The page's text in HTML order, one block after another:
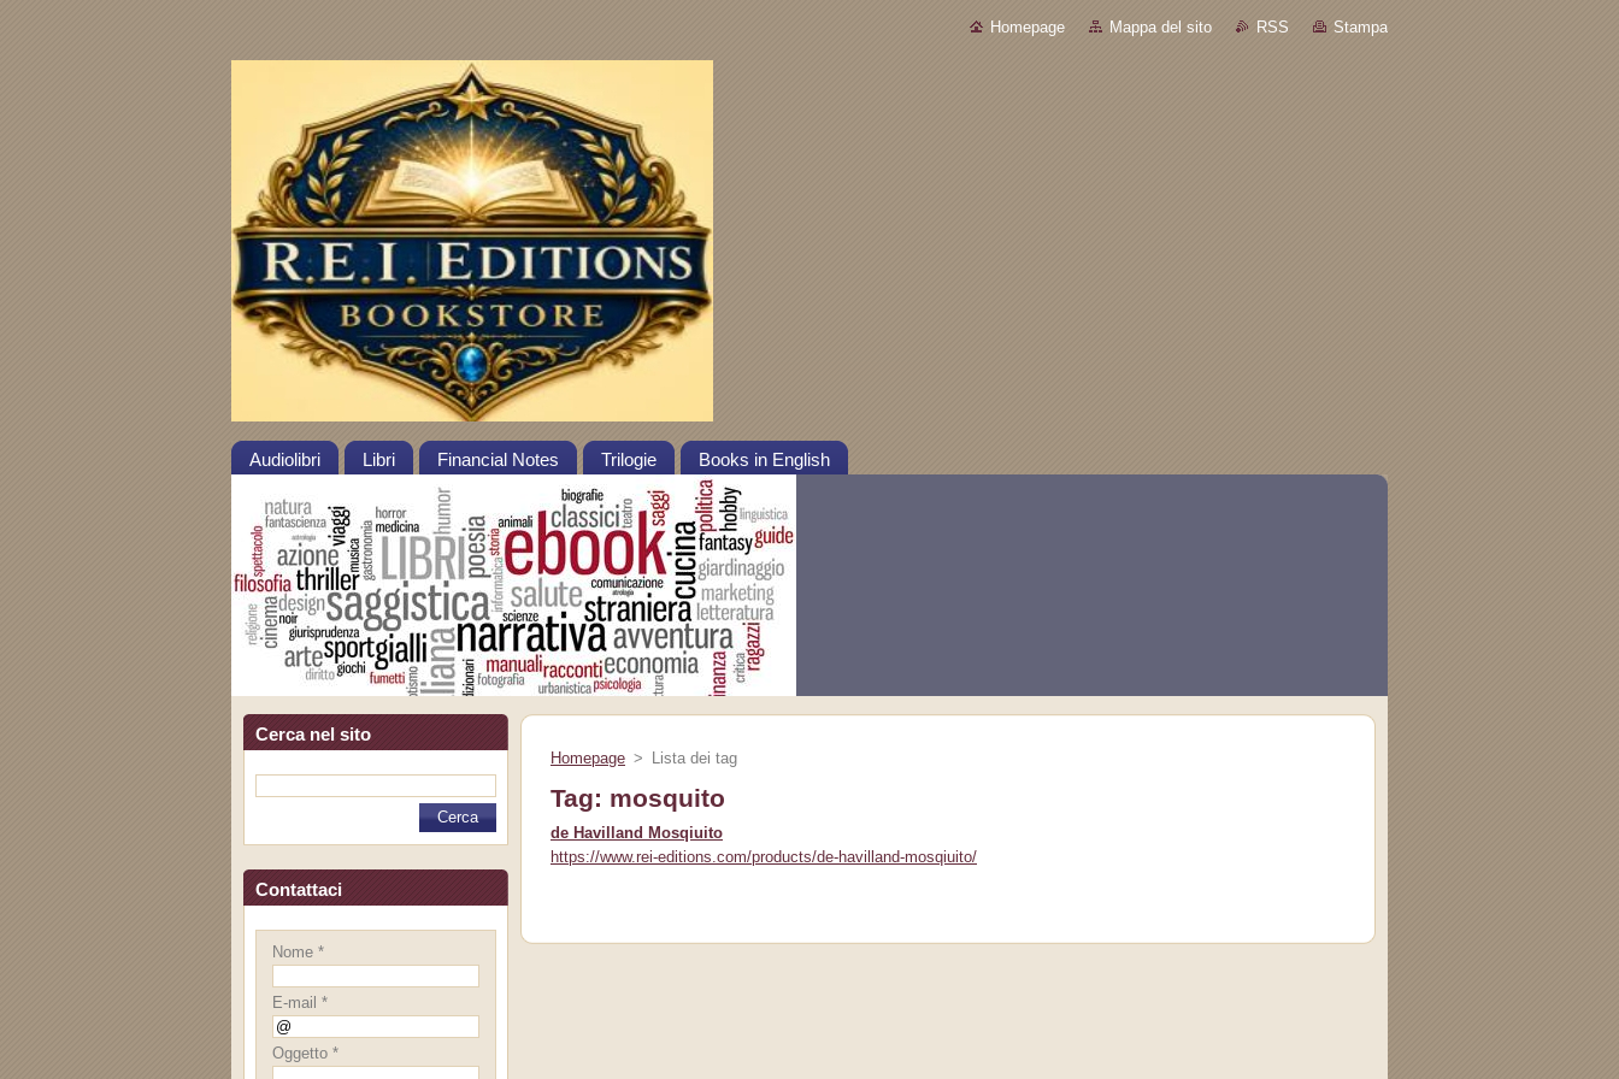
Homepage Mappa del sito RSS Stampa
Audiolibri Libri Financial Notes Trilogie Books in English
Cerca nel sito
Contattaci
Nome *
E-mail *
Oggetto *
Homepage > Lista dei tag
Tag: mosquito
de Havilland Mosqiuito
https://www.rei-editions.com/products/de-havilland-mosqiuito/